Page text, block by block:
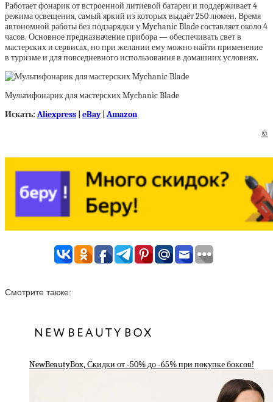
Работает фонарик от встроенной литиевой батареи и поддерживает 4
режима освещения, самый яркий из которых выдаёт 250 люмен. Время
автономной работы без подзарядки у Mychanic Blade составляет около 4
часов. Основное предназначение прибора — обеспечивать свет в
мастерских и сервисах, но при желании ему можно найти применение
в туризме и для повседневного использования в домашних условиях.
Мультифонарик для мастерских Mychanic Blade
Искать: Aliexpress eBay| Amazon
©
Смотрите также:
NewBeautyBox, Скидки от -50% до -65% при покупке боксов!